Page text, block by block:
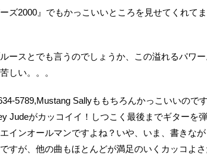
ズ2000』でもかっこいいところを見せてくれて
ースとでも言うのでしょうか、この溢れるパワー
しい。。。
5789,Mustang Sallyももちろんかっこいいので
Judeがカッコイイ！しつこく最後までギターを
インオールマンですよね？いや、いま、書きな
すが、他の曲もほとんどが満足のいくカッコよ